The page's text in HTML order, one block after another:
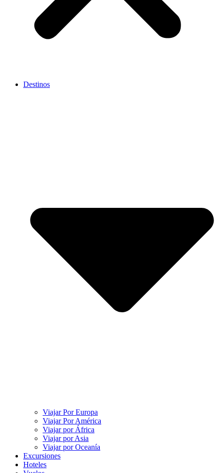
Destinos
Viajar Por Europa
Viajar Por América
Viajar por África
Viajar por Asia
Viajar por Oceanía
Excursiones
Hoteles